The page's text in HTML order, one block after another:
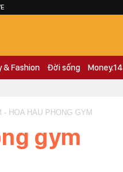
& Fashion Đời sống Money.14
HOA HAU PHONG GYM
gym